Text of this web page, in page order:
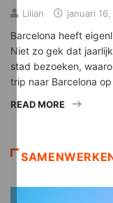
Lilian januari
Barcelona heeft
Niet zo gek dat
stad bezoeken,
trip naar Barcelona
READ MORE